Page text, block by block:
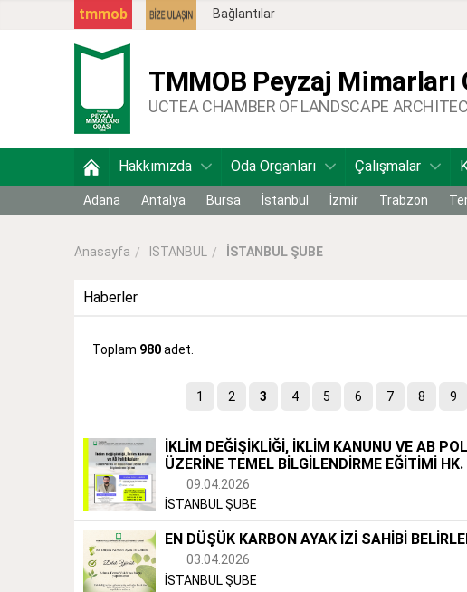
Bağlantılar
tmmob
TMMOB Peyzaj Mimarları
UCTEA CHAMBER OF LANDSCAPE
Hakkımızda Oda Organları Çalışmalar
Adana Antalya Bursa İstanbul İzmir Trabzon
Anasayfa ISTANBUL İSTANBUL ŞUBE
Haberler
Toplam 980adet.
1 2 3 4 5 6 7 8 9
İKLİM DEĞİŞİKLİĞİ, İKLİM KANUNU VE AB
ÜZERİNE TEMEL BİLGİLENDİRME EĞİTİMİ HK.
09.04.2026
İSTANBUL ŞUBE
EN DÜŞÜK KARBON AYAK İZİ SAHİBİ
03.04.2026
İSTANBUL ŞUBE